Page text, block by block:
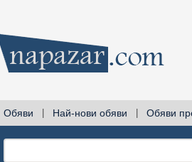
Обяви Най-нови обяви Обяви